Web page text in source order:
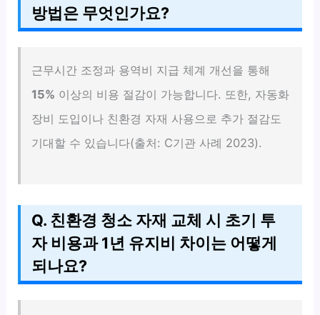
방법은 무엇인가요?
근무시간 조정과 용역비 지급 체계 개선을 통해
15% 이상의 비용 절감이 가능합니다. 또한, 자동화
장비 도입이나 친환경 자재 사용으로 추가 절감도
기대할 수 있습니다(출처: C기관 사례 2023).
Q. 친환경 청소 자재 교체 시 초기 투
자 비용과 1년 유지비 차이는 어떻게
되나요?